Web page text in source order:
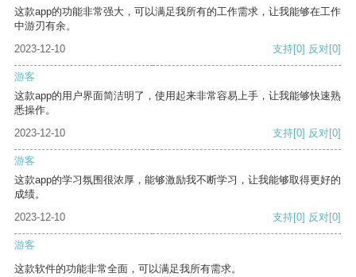
这款app的功能非常强大，可以满足我所有的工作需求，让我能够在工作
中游刃有余。
2023-12-10
支持[0] 反对[0]
游客
这款app的用户界面简洁明了，使用起来非常容易上手，让我能够快速熟
悉操作。
2023-12-10
支持[0] 反对[0]
游客
这款app的学习氛围很浓厚，能够激励我不断学习，让我能够取得更好的
成绩。
2023-12-10
支持[0] 反对[0]
游客
这款软件的功能非常全面，可以满足我所有需求。